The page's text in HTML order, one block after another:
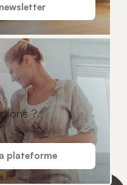
?
plateforme